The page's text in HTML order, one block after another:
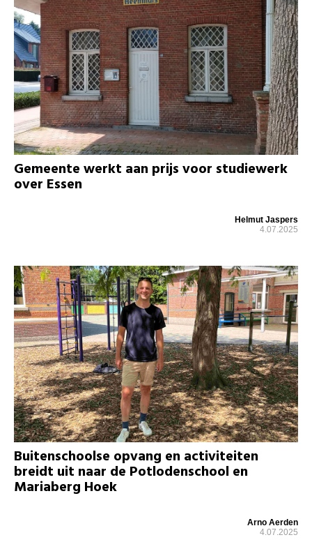
Gemeente werkt aan prijs voor studiewerk
over Essen
Helmut Jaspers
4.07.2025
Buitenschoolse opvang en activiteiten
breidt uit naar de Potlodenschool en
Mariaberg Hoek
Arno Aerden
4.07.2025